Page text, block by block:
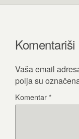
Komentariši
Vaša email
polja su
Komentar*